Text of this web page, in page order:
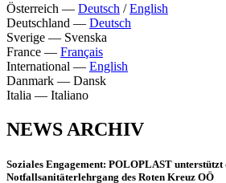
Österreich — Deutsch /English
Deutschland — Deutsch
Sverige — Svenska
France — Français
International — English
Danmark — Dansk
Italia — Italiano
NEWS ARCHIV
Soziales Engagement: POLOPLAST unterstützt
Notfallsanitäterlehrgang des Roten Kreuz OÖ